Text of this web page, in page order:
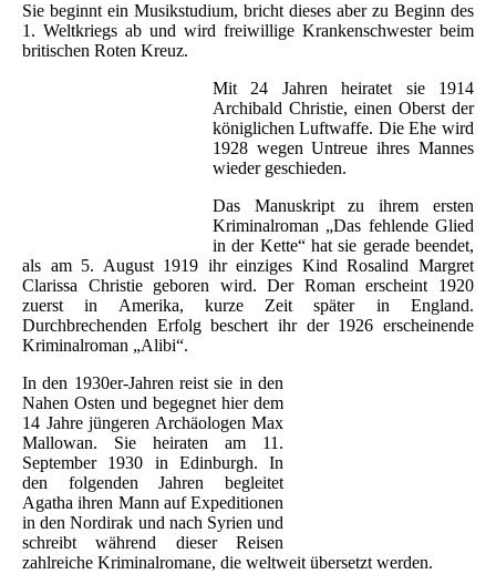
Sie beginnt ein Musikstudium, bricht dieses aber zu Beginn des
1. Weltkriegs ab und wird freiwillige Krankenschwester beim
britischen Roten Kreuz.
Mit 24 Jahren heiratet sie 1914
Archibald Christie, einen Oberst der
königlichen Luftwaffe. Die Ehe wird
1928 wegen Untreue ihres Mannes
wieder geschieden.
Das Manuskript zu ihrem ersten
Kriminalroman „Das fehlende Glied
in der Kette“ hat sie gerade beendet,
als am 5. August 1919 ihr einziges Kind Rosalind Margret
Clarissa Christie geboren wird. Der Roman erscheint 1920
zuerst in Amerika, kurze Zeit später in England.
Durchbrechenden Erfolg beschert ihr der 1926 erscheinende
Kriminalroman „Alibi“.
In den 1930er-Jahren reist sie in den
Nahen Osten und begegnet hier dem
14 Jahre jüngeren Archäologen Max
Mallowan. Sie heiraten am 11.
September 1930 in Edinburgh. In
den folgenden Jahren begleitet
Agatha ihren Mann auf Expeditionen
in den Nordirak und nach Syrien und
schreibt während dieser Reisen
zahlreiche Kriminalromane, die weltweit übersetzt werden.